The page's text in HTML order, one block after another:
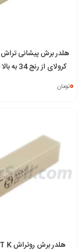
هلدر برش پیشانی
کرولای از رنج 34 به بالا با برند AKKO
0تومان